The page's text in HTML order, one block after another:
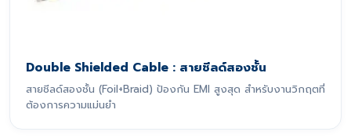
Double Shielded Cable : สายชีลด์สองชั้น
สายชีลด์สองชั้น (Foil+Braid) ป้องกัน EMI สูงสุด สำหรับงานวิกฤตที่
ต้องการความแม่นยำ